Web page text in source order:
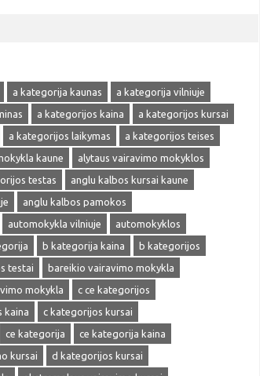
a kategorija kaunas
a kategorija vilniuje
a kategorijos kaina
a kategorijos kursai
a kategorijos laikymas
a kategorijos teises
kaune
alytaus vairavimo mokyklos
testas
anglu kalbos kursai kaune
anglu kalbos pamokos
automokykla vilniuje
automokyklos
b kategorija kaina
b kategorijos
testai
bareikio vairavimo mokykla
mokykla
c ce kategorijos
kaina
c kategorijos kursai
ce kategorija
ce kategorija kaina
kursai
d kategorijos kursai